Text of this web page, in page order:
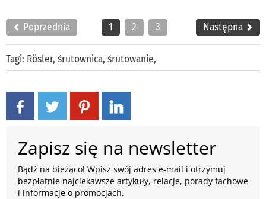
Poprzednia 1 2 3 Następna
Tagi: Rösler, śrutownica, śrutowanie,
Zapisz się na newsletter
Bądź na bieżąco! Wpisz swój adres e-mail i otrzymuj
bezpłatnie najciekawsze artykuły, relacje, porady fachowe
i informacje o promocjach.